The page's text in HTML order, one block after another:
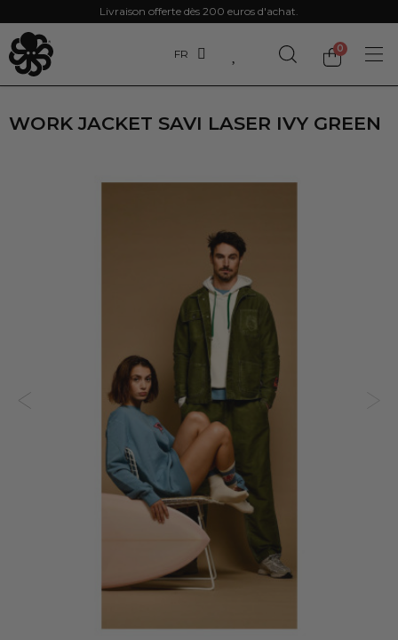
Livraison offerte dès 200 euros d'achat.
Découvrez la nouvelle collection «Printemps - Eté 2026»
FR
WORK JACKET SAVI LASER IVY GREEN